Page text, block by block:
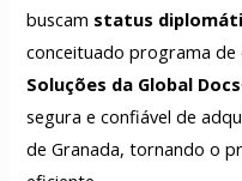
buscam status
conceituado programa de
Soluções da Global Docs
segura e confiável de
de Granada, tornando o